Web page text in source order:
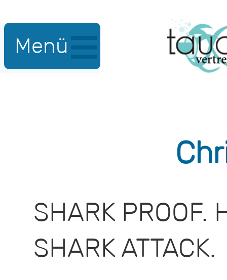
Menü
SHARK PROOF.
SHARK ATTACK.